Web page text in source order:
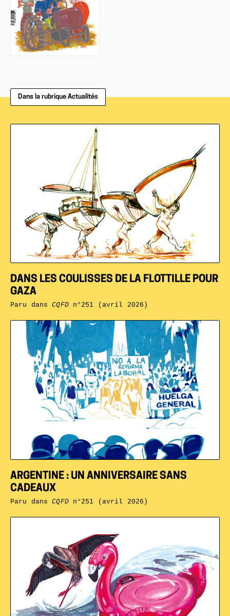
Dans la rubrique Actualités
ARGENTINE : UN ANNIVERSAIRE SANS
CADEAUX
Paru dansCQFDn°251 (avril 2026)
DANS LES COULISSES DE LA FLOTTILLE POUR
GAZA
Paru dansCQFDn°251 (avril 2026)